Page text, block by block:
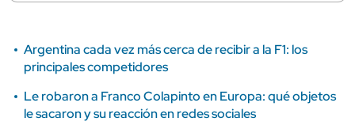
Argentina cada vez más cerca de recibir a la F1: los
principales competidores
Le robaron a Franco Colapinto en Europa: qué objetos
le sacaron y su reacción en redes sociales